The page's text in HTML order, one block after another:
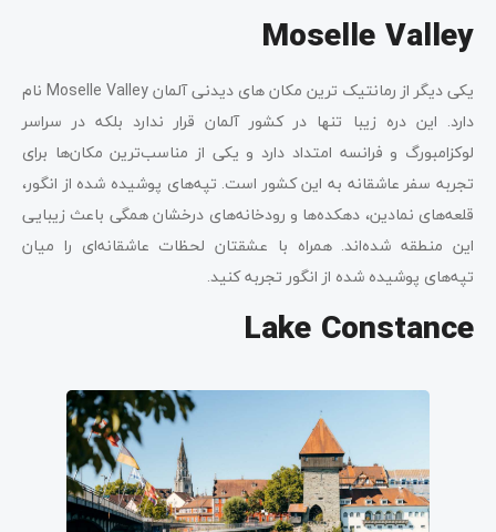
Moselle Valley
یکی دیگر از رمانتیک ترین مکان ‌های دیدنی آلمان Moselle Valley نام
دارد. این دره زیبا تنها در کشور آلمان قرار ندارد بلکه در سراسر
لوکزامبورگ و فرانسه امتداد دارد و یکی از مناسب‌ترین مکان‌ها برای
تجربه سفر عاشقانه به این کشور است. تپه‌های پوشیده شده از انگور،
قلعه‌های نمادین، دهکده‌ها و رودخانه‌های درخشان همگی باعث زیبایی
این منطقه شده‌اند. همراه با عشقتان لحظات عاشقانه‌ای را میان
تپه‌های پوشیده شده از انگور تجربه کنید.
Lake Constance